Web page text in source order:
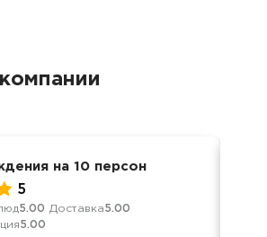
на 10 персон
5
5.00 Доставка5.00
5.00